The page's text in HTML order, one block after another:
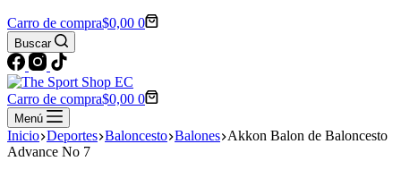
Carro de compra$0,00 0
Buscar
Carro de compra$0,00 0
Menú
Inicio Deportes Baloncesto Balones Akkon Balon de Baloncesto
Advance No 7